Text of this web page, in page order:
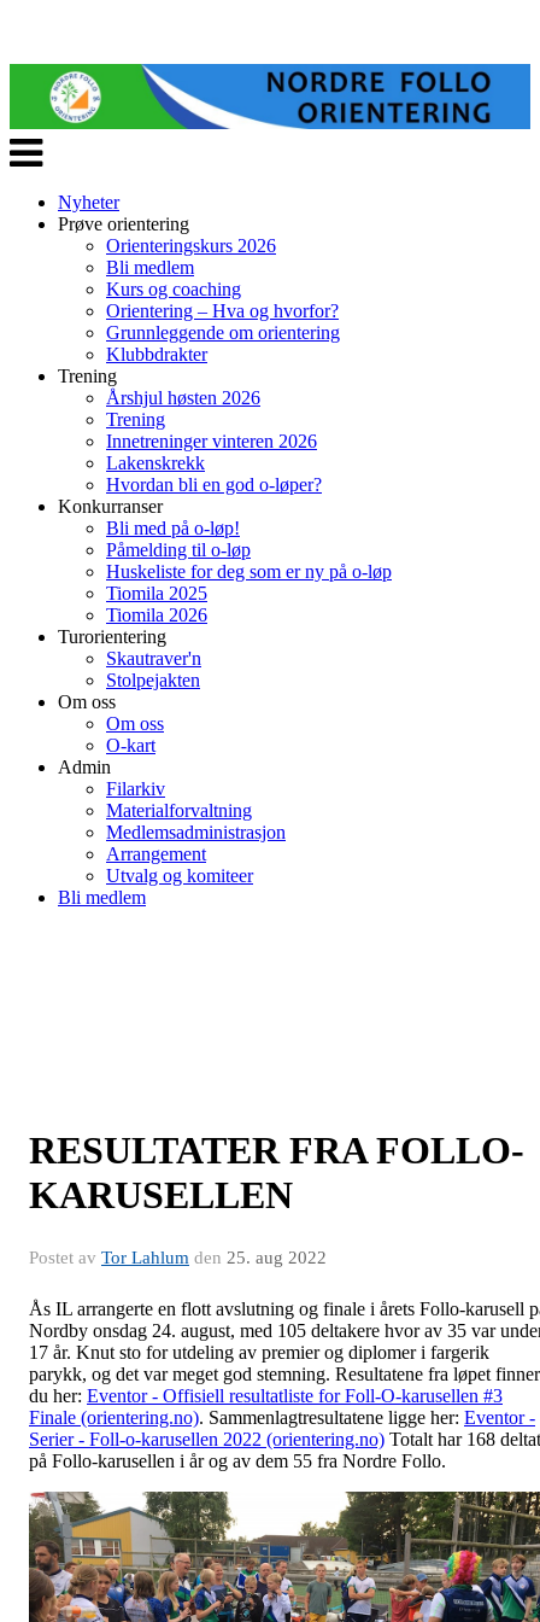
Veksle
navigasjon
Nyheter
Prøve orientering
Orienteringskurs 2026
Bli medlem
Kurs og coaching
Orientering – Hva og hvorfor?
Grunnleggende om orientering
Klubbdrakter
Trening
Årshjul høsten 2026
Trening
Innetreninger vinteren 2026
Lakenskrekk
Hvordan bli en god o-løper?
Konkurranser
Bli med på o-løp!
Påmelding til o-løp
Huskeliste for deg som er ny på o-løp
Tiomila 2025
Tiomila 2026
Turorientering
Skautraver'n
Stolpejakten
Om oss
Om oss
O-kart
Admin
Filarkiv
Materialforvaltning
Medlemsadministrasjon
Arrangement
Utvalg og komiteer
Bli medlem
RESULTATER FRA FOLLO-
KARUSELLEN
Postet av Tor Lahlum den 25. aug 2022
Ås IL arrangerte en flott avslutning og finale i årets Follo-karusell
Nordby onsdag 24. august, med 105 deltakere hvor av 35 var
17 år. Knut sto for utdeling av premier og diplomer i fargerik
parykk, og det var meget god stemning. Resultatene fra løpet finner
du her: Eventor - Offisiell resultatliste for Foll-O-karusellen #3
Finale (orientering.no). Sammenlagtresultatene ligge her: Eventor -
Serier - Foll-o-karusellen 2022 (orientering.no) Totalt har 168
på Follo-karusellen i år og av dem 55 fra Nordre Follo.